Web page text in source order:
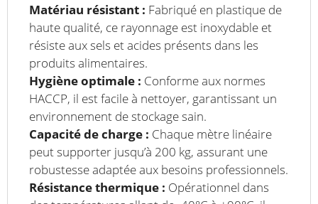
Matériau résistant : Fabriqué en plastique de
haute qualité, ce rayonnage est inoxydable et
résiste aux sels et acides présents dans les
produits alimentaires.
Hygiène optimale : Conforme aux normes
HACCP, il est facile à nettoyer, garantissant un
environnement de stockage sain.
Capacité de charge : Chaque mètre linéaire
peut supporter jusqu’à 200 kg, assurant une
robustesse adaptée aux besoins professionnels.
Résistance thermique : Opérationnel dans